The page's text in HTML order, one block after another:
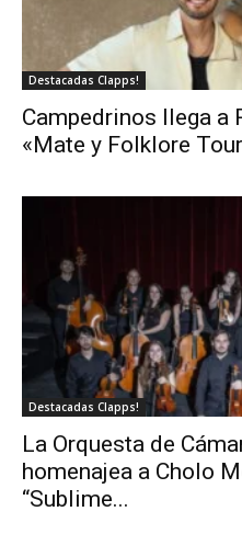
Destacadas Clapps!
Campedrinos llega a
«Mate y Folklore
Destacadas Clapps!
La Orquesta de
homenajea a Cholo
“Sublime...